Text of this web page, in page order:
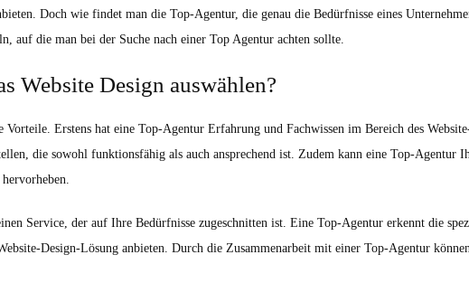
Doch wie findet man die Top-Agentur, die genau die Bedürfnisse eines
auf die man bei der Suche nach einer Top Agentur achten sollte.
Website Design auswählen?
Erstens hat eine Top-Agentur Erfahrung und Fachwissen im Bereich des
die sowohl funktionsfähig als auch ansprechend ist. Zudem kann eine Top-Agentur
Service, der auf Ihre Bedürfnisse zugeschnitten ist. Eine Top-Agentur erkennt die
Design-Lösung anbieten. Durch die Zusammenarbeit mit einer Top-Agentur